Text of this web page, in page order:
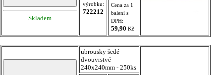
Skladem
výrobku:
722212
Cena za 1
balení s
DPH:
59,90 Kč
ubrousky šedé
dvouvrstvé
240x240mm - 250ks